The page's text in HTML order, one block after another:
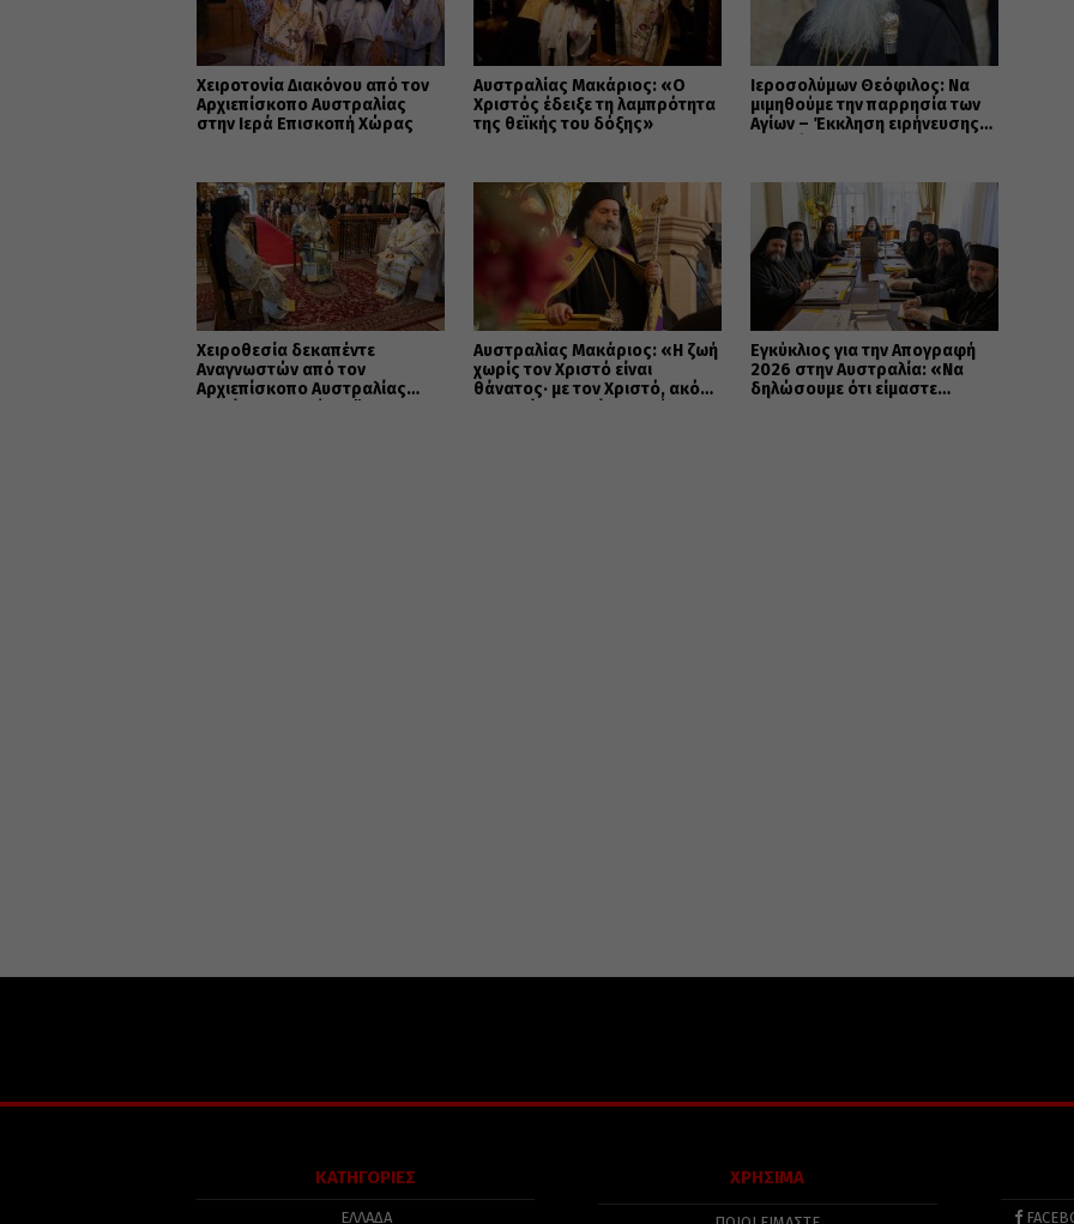
Χειροτονία Διακόνου από τον
Αρχιεπίσκοπο Αυστραλίας
στην Ιερά Επισκοπή Χώρας
Αυστραλίας Μακάριος: «Ο
Χριστός έδειξε τη λαμπρότητα
της θεϊκής του δόξης»
Ιεροσολύμων Θεόφιλος: Να
μιμηθούμε την παρρησία των
Αγίων – Έκκληση ειρήνευσης
Χειροθεσία δεκαπέντε
Αναγνωστών από τον
Αρχιεπίσκοπο Αυστραλίας
Αυστραλίας Μακάριος: «Η ζωή
χωρίς τον Χριστό είναι
θάνατος· με τον Χριστό, ακόμη
Εγκύκλιος για την Απογραφή
2026 στην Αυστραλία: «Να
δηλώσουμε ότι είμαστε
ΚΑΤΗΓΟΡΙΕΣ
ΕΛΛΑΔΑ
ΧΡΗΣΙΜΑ